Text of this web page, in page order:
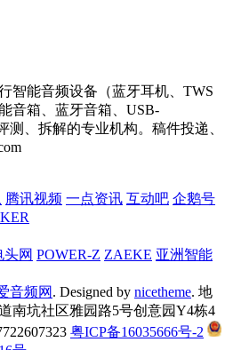
智能音频设备（蓝牙耳机、TWS
音箱、蓝牙音箱、USB-
测、拆解的专业机构。稿件投递、
腾讯视频 一点资讯 互动吧 企鹅号
头网 POWER-Z ZAEKE 亚洲智能
音频网 . Designed by nicetheme. 地
南坑社区雅园路5号创意园Y4栋4
粤ICP备16035666号-2